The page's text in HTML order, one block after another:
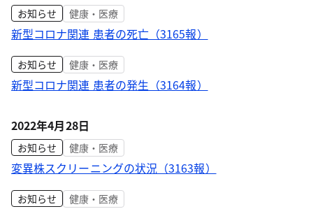
お知らせ 健康・医療
新型コロナ関連 患者の死亡（3165報）
お知らせ 健康・医療
新型コロナ関連 患者の発生（3164報）
2022年4月28日
お知らせ 健康・医療
変異株スクリーニングの状況（3163報）
お知らせ 健康・医療